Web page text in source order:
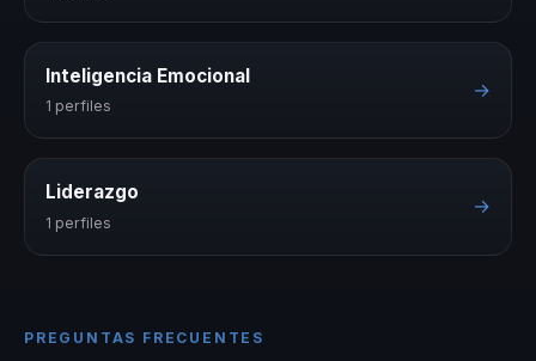
Inteligencia Emocional
1 perfiles
→
Liderazgo
1 perfiles
→
PREGUNTAS FRECUENTES